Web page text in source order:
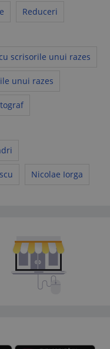
orice problemă
informăm că, din
la adresele
Acordului de
ale vânzătorului
acestea se consideră
, după caz.
Reduceri
scrisorile unui razes
unui razes
Nicolae Iorga